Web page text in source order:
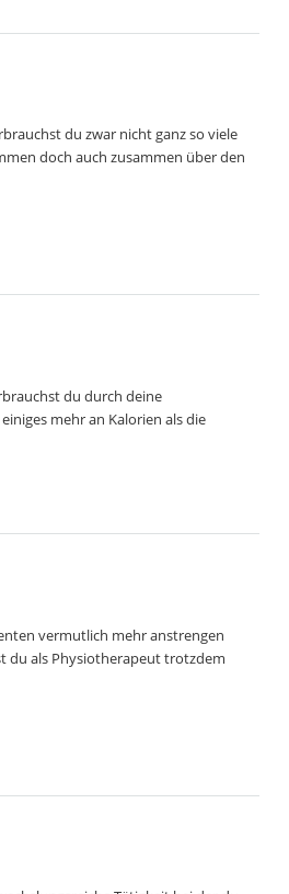
du zwar nicht ganz so viele
doch auch zusammen über den
du durch deine
mehr an Kalorien als die
vermutlich mehr anstrengen
du als Physiotherapeut trotzdem